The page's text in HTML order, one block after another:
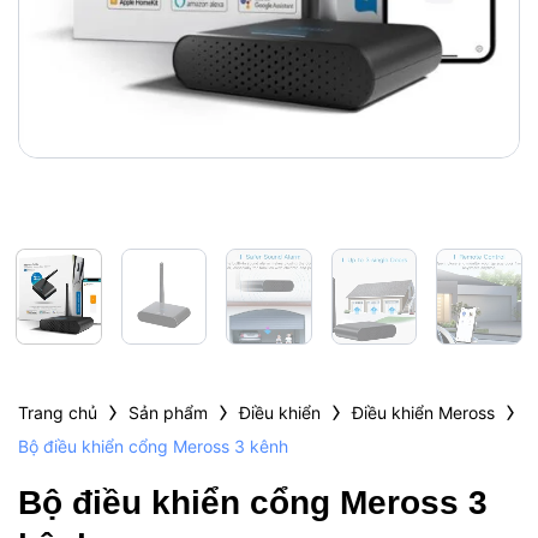
Trang chủ › Sản phẩm ›Điều khiển ›Điều khiển Meross ›
Bộ điều khiển cổng Meross 3 kênh
Bộ điều khiển cổng Meross 3